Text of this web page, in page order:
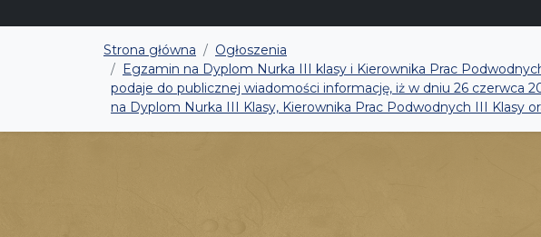
Strona główna
Ogłoszenia
Egzamin na Dyplom Nurka III klasy i Kierownika Prac
podaje do publicznej wiadomości informację, iż w dniu 26 czerwca
na Dyplom Nurka III Klasy, Kierownika Prac Podwodnych III Klasy